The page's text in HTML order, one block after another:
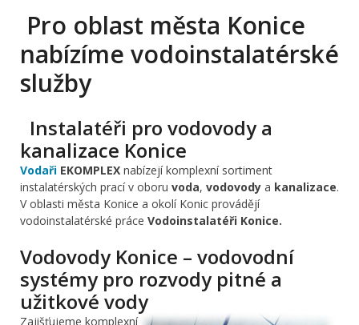
Pro oblast města Konice
nabízíme vodoinstalatérské
služby
Instalatéři pro vodovody a
kanalizace Konice
Vodaři EKOMPLEX nabízejí komplexní sortiment
instalatérských prací v oboru voda, vodovody a kanalizace.
V oblasti města Konice a okolí Konic provádějí
vodoinstalatérské práce Vodoinstalatéři Konice.
Vodovody Konice – vodovodní
systémy pro rozvody pitné a
užitkové vody
Zajišťujeme komplexní